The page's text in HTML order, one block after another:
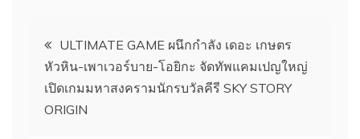
แนะแนว
เรื่อง
ULTIMATE GAME ผนึกกำลัง เดอะ เกษตร
หัวหิน-เพาเวอร์บาย-โอยิกะ จัดทัพแคมเปญใหญ่
เปิดเกมมหาสงครามนักรบวัลคีรี SKY STORY
ORIGIN